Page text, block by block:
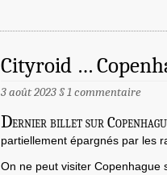
Cityroid …
3 août 2023§1 commentaire
Dernier billet sur
partiellement épargnés par les
On ne peut visiter Copenhague